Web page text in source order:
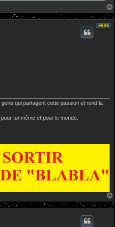
qui partagent cette passion et rend la
toi-même et pour le monde.